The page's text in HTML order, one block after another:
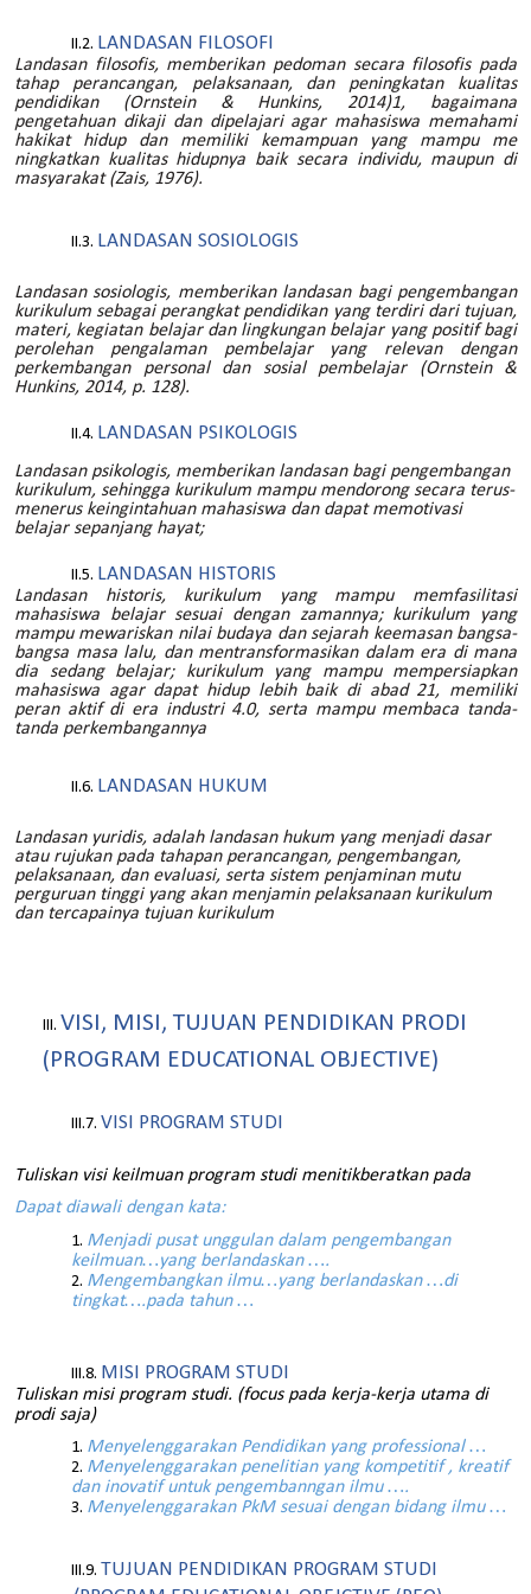
LANDASAN FILOSOFI
Landasan filosofis, memberikan pedoman secara filosofis pada
tahap perancangan, pelaksanaan, dan peningkatan kualitas
pendidikan (Ornstein & Hunkins, 2014)1, bagaimana
pengetahuan dikaji dan dipelajari agar mahasiswa memahami
hakikat hidup dan memiliki kemampuan yang mampu me
ningkatkan kualitas hidupnya baik secara individu, maupun di
masyarakat (Zais, 1976).
LANDASAN SOSIOLOGIS
Landasan sosiologis, memberikan landasan bagi pengembangan
kurikulum sebagai perangkat pendidikan yang terdiri dari tujuan,
materi, kegiatan belajar dan lingkungan belajar yang positif bagi
perolehan pengalaman pembelajar yang relevan dengan
perkembangan personal dan sosial pembelajar (Ornstein &
Hunkins, 2014, p. 128).
LANDASAN PSIKOLOGIS
Landasan psikologis, memberikan landasan bagi pengembangan
kurikulum, sehingga kurikulum mampu mendorong secara terus-
menerus keingintahuan mahasiswa dan dapat memotivasi
belajar sepanjang hayat;
LANDASAN HISTORIS
Landasan historis, kurikulum yang mampu memfasilitasi
mahasiswa belajar sesuai dengan zamannya; kurikulum yang
mampu mewariskan nilai budaya dan sejarah keemasan bangsa-
bangsa masa lalu, dan mentransformasikan dalam era di mana
dia sedang belajar; kurikulum yang mampu mempersiapkan
mahasiswa agar dapat hidup lebih baik di abad 21, memiliki
peran aktif di era industri 4.0, serta mampu membaca tanda-
tanda perkembangannya
LANDASAN HUKUM
Landasan yuridis, adalah landasan hukum yang menjadi dasar
atau rujukan pada tahapan perancangan, pengembangan,
pelaksanaan, dan evaluasi, serta sistem penjaminan mutu
perguruan tinggi yang akan menjamin pelaksanaan kurikulum
dan tercapainya tujuan kurikulum
VISI, MISI, TUJUAN PENDIDIKAN PRODI
(PROGRAM EDUCATIONAL OBJECTIVE)
VISI PROGRAM STUDI
Tuliskan visi keilmuan program studi menitikberatkan pada
Dapat diawali dengan kata:
Menjadi pusat unggulan dalam pengembangan
keilmuan…yang berlandaskan ….
Mengembangkan ilmu…yang berlandaskan …di
tingkat….pada tahun …
MISI PROGRAM STUDI
Tuliskan misi program studi. (focus pada kerja-kerja utama di
prodi saja)
Menyelenggarakan Pendidikan yang professional …
Menyelenggarakan penelitian yang kompetitif , kreatif
dan inovatif untuk pengembanngan ilmu ….
Menyelenggarakan PkM sesuai dengan bidang ilmu …
TUJUAN PENDIDIKAN PROGRAM STUDI